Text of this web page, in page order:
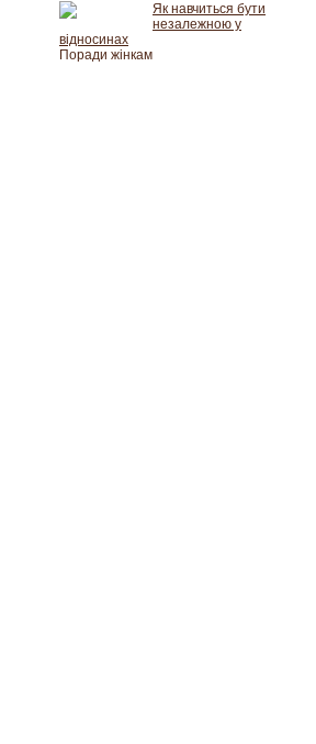
Як навчиться бути
незалежною у
відносинах
Поради жінкам